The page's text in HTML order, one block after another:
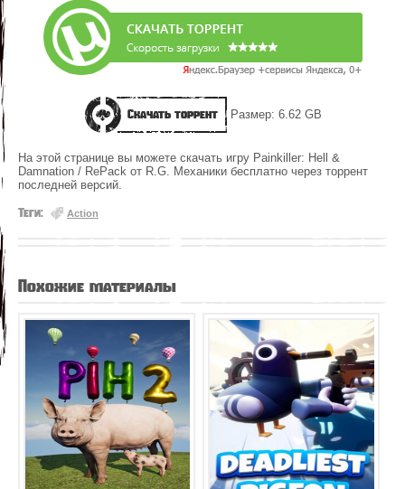
Скачать торрент Размер: 6.62 GB
На этой странице вы можете скачать игру Painkiller: Hell &
Damnation / RePack от R.G. Механики бесплатно через торрент
последней версий.
Теги: Action
Похожие материалы